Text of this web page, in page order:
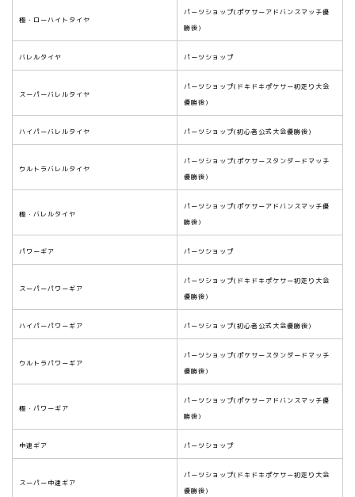
極・ローハイトタイヤ
パーツショップ(ポケサーアドバンスマッチ優
勝後)
バレルタイヤ パーツショップ
スーパーバレルタイヤ
パーツショップ(ドキドキポケサー初走り大会
優勝後)
ハイパーバレルタイヤ パーツショップ(初心者公式大会優勝後)
ウルトラバレルタイヤ
パーツショップ(ポケサースタンダードマッチ
優勝後)
極・バレルタイヤ
パーツショップ(ポケサーアドバンスマッチ優
勝後)
パワーギア パーツショップ
スーパーパワーギア
パーツショップ(ドキドキポケサー初走り大会
優勝後)
ハイパーパワーギア パーツショップ(初心者公式大会優勝後)
ウルトラパワーギア
パーツショップ(ポケサースタンダードマッチ
優勝後)
極・パワーギア
パーツショップ(ポケサーアドバンスマッチ優
勝後)
中速ギア パーツショップ
スーパー中速ギア
パーツショップ(ドキドキポケサー初走り大会
優勝後)